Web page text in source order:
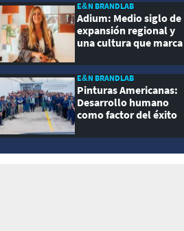
E&N BRANDLAB
Adium: Medio siglo de
expansión regional y
una cultura que marca
E&N BRANDLAB
Pinturas Americanas:
Desarrollo humano
como factor del éxito